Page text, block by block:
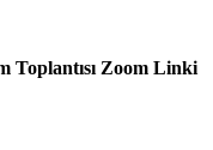
Toplantısı Zoom Linki